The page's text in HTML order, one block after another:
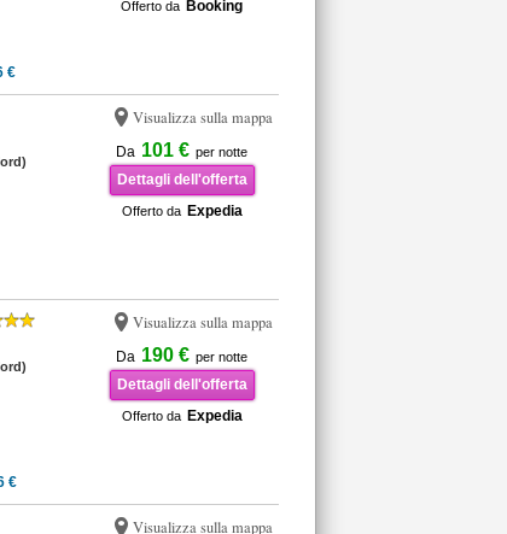
Offerto da Booking
€
Visualizza sulla mappa
Da 101 € per notte
Dettagli dell'offerta
Offerto da Expedia
Visualizza sulla mappa
Da 190 € per notte
Dettagli dell'offerta
Offerto da Expedia
€
Visualizza sulla mappa